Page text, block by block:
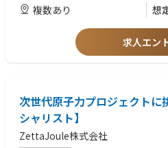
サステナビリティ領域でのクライアン
らイニシアチブをとって推進いただきま
・エンタープライズを中心とした顧客
・プロジェクトスコープのコントロール
・顧客とWin-Winの関係を構築する提案
・エンジニア、デザイナ、セールス、
整業務
■歓迎条件 ：
クライメート／エネルギー業界におけ
エンタープライズ向けサービスのプロ
プロダクトオーナーとして立上げ〜グ
ソフトウェアエンジニアリングの経験
画面設計、DB設計の経験
複数あり 想
求人エン
次世代原子力プロジェクトに
シャリスト】
ZettaJoule株式会社